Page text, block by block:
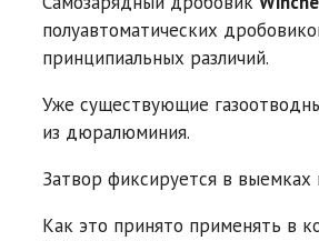
полуавтоматических
принципиальных различий.
Уже существующие
из дюралюминия.
Затвор фиксируется в
Как это принято применять в